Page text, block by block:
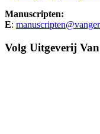
Manuscripten:
E:
Volg Uitgeverij